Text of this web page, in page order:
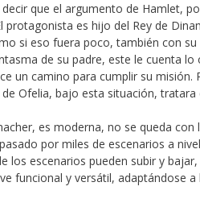
que el argumento de Hamlet,
protagonista es hijo del Rey de
si eso fuera poco, también con su
de su padre, este le cuenta
un camino para cumplir su
Ofelia, bajo esta situación,
es moderna, no se queda
por miles de escenarios a
los escenarios pueden subir y
funcional y versátil, adaptándose